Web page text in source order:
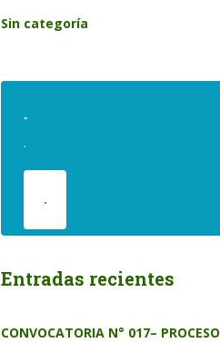
Sin categoría
.
.
.
Entradas recientes
CONVOCATORIA N° 017– PROCESO